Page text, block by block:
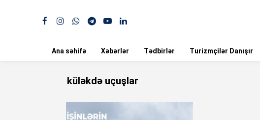
Ana səhifə Xəbərlər Tədbirlər Turizmçilər Danışır
küləkdə uçuşlar